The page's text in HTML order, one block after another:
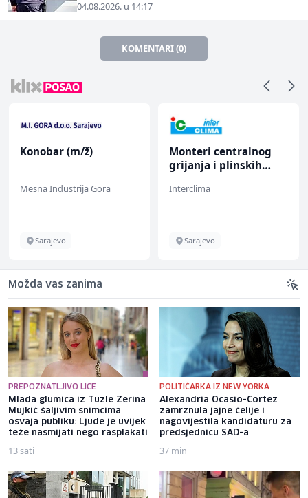
04.08.2026. u 14:17
KOMENTARI (0)
Konobar (m/ž)
Mesna Industrija Gora
Sarajevo
Monteri centralnog
grijanja i plinskih
Interclima
Sarajevo
Možda vas zanima
PREPOZNATLJIVO LICE
Mlada glumica iz Tuzle Zerina
Mujkić šaljivim snimcima
osvaja publiku: Ljude je uvijek
teže nasmijati nego rasplakati
13 sati
POLITIČARKA IZ NEW YORKA
Alexandria Ocasio-Cortez
zamrznula jajne ćelije i
nagovijestila kandidaturu za
predsjednicu SAD-a
37 min